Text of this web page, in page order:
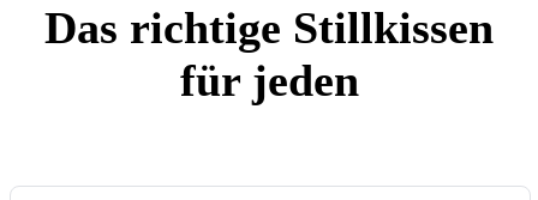
Das richtige Stillkissen
für jeden